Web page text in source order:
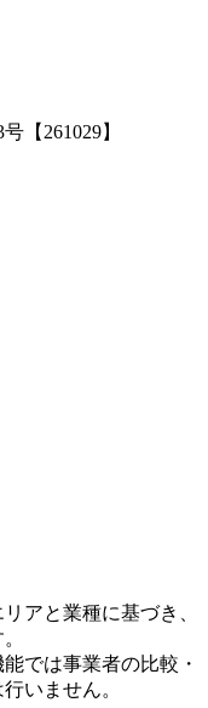
【261029】
アと業種に基づき、
では事業者の比較・
いません。